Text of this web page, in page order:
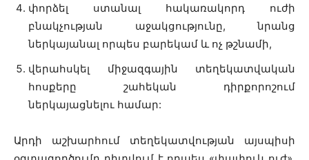
փորձել ստանալ հակառակորդ ուժի
բնակչության աջակցությունը, նրանց
ներկայանալ որպես բարեկամ և ոչ թշնամի,
վերահսկել միջազգային տեղեկատվական
հոսքերը շահեկան դիրքորոշում
ներկայացնելու համար:
Արդի աշխարհում տեղեկատվության այսպիսի